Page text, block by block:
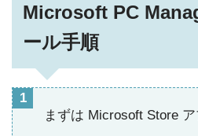
Microsoft PC
ール手順
まずは Microsoft Store ア